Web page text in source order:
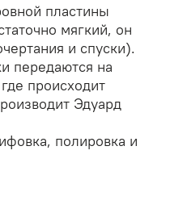
пластины
мягкий, он
и спуски).
передаются на
происходит
Эдуард
полировка и